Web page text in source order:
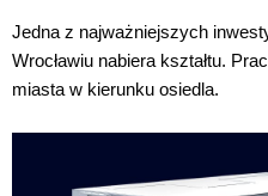
Jedna z najważniejszych
Wrocławiu nabiera kształtu.
miasta w kierunku osiedla.